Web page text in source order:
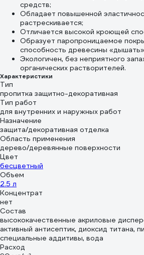
средств;
Обладает повышенной
растрескивается;
Отличается высокой кроющей
Образует паропроницаемое
способность древесины
Экологичен, без неприятного
органических растворителей.
Характеристики
Тип
пропитка защитно-декоративная
Тип работ
для внутренних и наружных работ
Назначение
защита/декоративная отделка
Область применения
дерево/деревянные поверхности
Цвет
бесцветный
Объем
2.5 л
Концентрат
нет
Состав
высококачественные акриловые
активный антисептик, диоксид титана,
специальные аддитивы, вода
Расход